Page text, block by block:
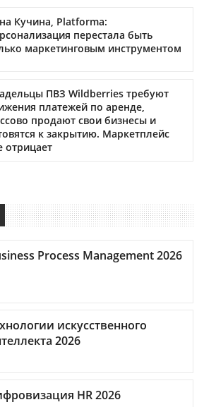
Кучина, Platforma:
перестала быть
маркетинговым инструментом
ПВЗ Wildberries требуют
платежей по аренде,
продают свои бизнесы и
к закрытию. Маркетплейс
отрицает
Process Management 2026
искусственного
2026
HR 2026